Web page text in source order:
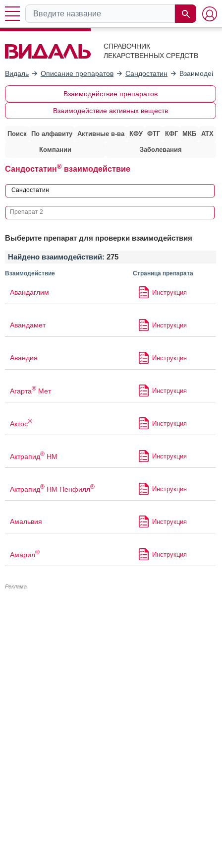
СПРАВОЧНИК
ЛЕКАРСТВЕННЫХ СРЕДСТВ
Видаль Описание препаратов Сандостатин
Взаимодействие препаратов
Взаимодействие активных веществ
Поиск По алфавиту Активные в-ва КФУ ФТГ КФГ МКБ АТХ
Компании Заболевания
Сандостатин® взаимодействие
Выберите препарат для проверки взаимодействия
Найдено взаимодействий: 275
Взаимодействие Страница препарата
Авандаглим Инструкция
Авандамет Инструкция
Авандия Инструкция
Агарта® Мет Инструкция
Актос® Инструкция
Актрапид® НМ Инструкция
Актрапид® НМ Пенфилл® Инструкция
Амальвия Инструкция
Амарил® Инструкция
Реклама